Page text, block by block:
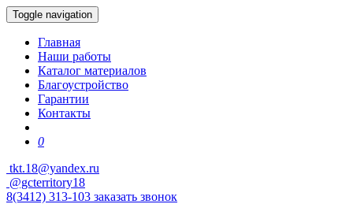
Toggle navigation
Главная
Наши работы
Каталог материалов
Благоустройство
Гарантии
Контакты
0
tkt.18@yandex.ru
@gcterritory18
8(3412) 313-103 заказать звонок